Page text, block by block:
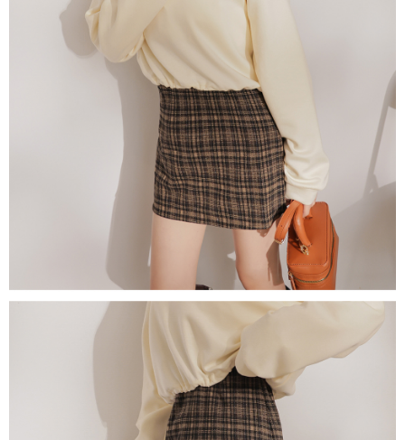
atau pembayaran ansuran akan dipindahkan oleh peniaga kepada
Syarikat, dan pelanggan hendaklah membuat pembayaran mengikut
perjanjian menggunakan sistem bil Syarikat.
Untuk memenuhi hubungan kontrak yang terjalin melalui persetujuan
penggunaan OP Pay Later, peniaga akan memberikan maklumat peribadi
anda (termasuk nama, nombor telefon, atau alamat) kepada Syarikat bagi
tujuan pengumpulan, pemprosesan dan penggunaan data yang
diperlukan untuk pengebilan ansuran, termasuk pengesahan,
pengesahan semula dan pembetulan.
Untuk terma perkhidmatan penuh, sila rujuk pautan berikut:
https://oppay.tw/userRule
" target="_blank" class="link revert-
style">https://oppay.tw/userRule
【Panduan Penggunaan Pembayaran Ansuran Gogo】
1. Perkhidmatan ini disediakan oleh Taiwan Mobile, pengguna telefon
mudah alih boleh segera menggunakan tanpa perlu memohon lagi.
(Hanya untuk nombor langganan peribadi, tidak terbuka untuk syarikat
dan kad prabayar)
2. Pilihan kaedah pembayaran "Pembayaran Ansuran Gogo", selepas
pesanan ditubuhkan, akan secara automatik dialihkan ke proses
transaksi Gogo, selepas pengesahan nombor telefon, pilih bilangan
ansuran yang diingini, tarikh akhir pembayaran, dan setelah
mengesahkan pembayaran, transaksi akan selesai.
3. Jumlah kelulusan sebenar, bilangan ansuran dan jumlah bayaran
adalah berdasarkan halaman pengesahan transaksi seterusnya.
Ketiga, Syarat Perkhidmatan
Perkhidmatan AFTEE Beli Sekarang Bayar Kemudian disediakan oleh NP
Taiwan, Inc. dan AFTEE akan membuat bil kepada pengguna. AFTEE
akan menggunakan data peribadi yang dikumpul (termasuk nama
pembeli, no. telefon, nama penerima, no. telefon, alamat penerima) untuk
penggunaan perkhidmatan. Sila rujuk kepada "Penyata Pengumpulan
Data Peribadi, Pemprosesan, Penggunaan"
(https://aftee.tw/privacypolicy/) untuk maklumat lanjut.
Jumlah yang diperakui untuk pengguna kali pertama yang lulus
kelulusan boleh sehingga NT$10,000. Jika pengguna tidak membuat
pembayaran dalam tempoh tersebut, yuran pembayaran lewat sebanyak
20% setahun akan dikenakan. Pengguna bawah umur dikehendaki
mendapatkan kebenaran daripada ibu bapa atau penjaga yang sah
Sila hubungi NP Taiwan Inc. di cs_tw@netprotections.co.jpjika anda
mempunyai sebarang kebimbangan mengenai pemprosesan dan
penggunaan pada data peribadi. Jika anda tidak bersetuju dengan data
peribadi yang disenaraikan seperti di atas akan dikumpul dan digunakan
oleh AFTEE, sila jangan gunakan perkhidmatan ini.
NT$2,500 atau lebih
國家/地區配送